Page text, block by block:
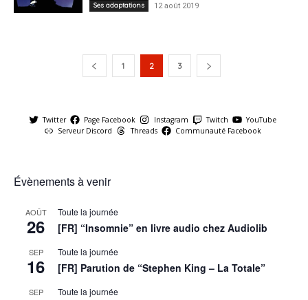
Ses adaptations 12 août 2019
1 2 3
Twitter Page Facebook Instagram Twitch
YouTube
Serveur Discord
Threads Communauté Facebook
Évènements à venir
AOÛT
26
Toute la journée
[FR] “Insomnie” en livre audio chez Audiolib
SEP
16
Toute la journée
[FR] Parution de “Stephen King – La Totale”
SEP Toute la journée